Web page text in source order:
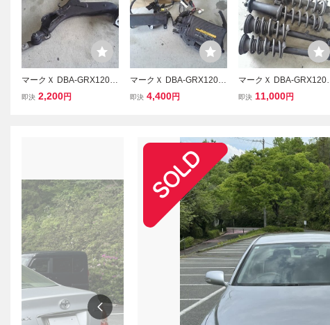
マークＸ DBA-GRX120
フロント左ロアアーム 左
即決 2,200円
マークＸ DBA-GRX120
ヒューズボックス2点セッ
即決 4,400円
マークＸ DBA-GRX120
純正ショック4本セット
即決 11,000円